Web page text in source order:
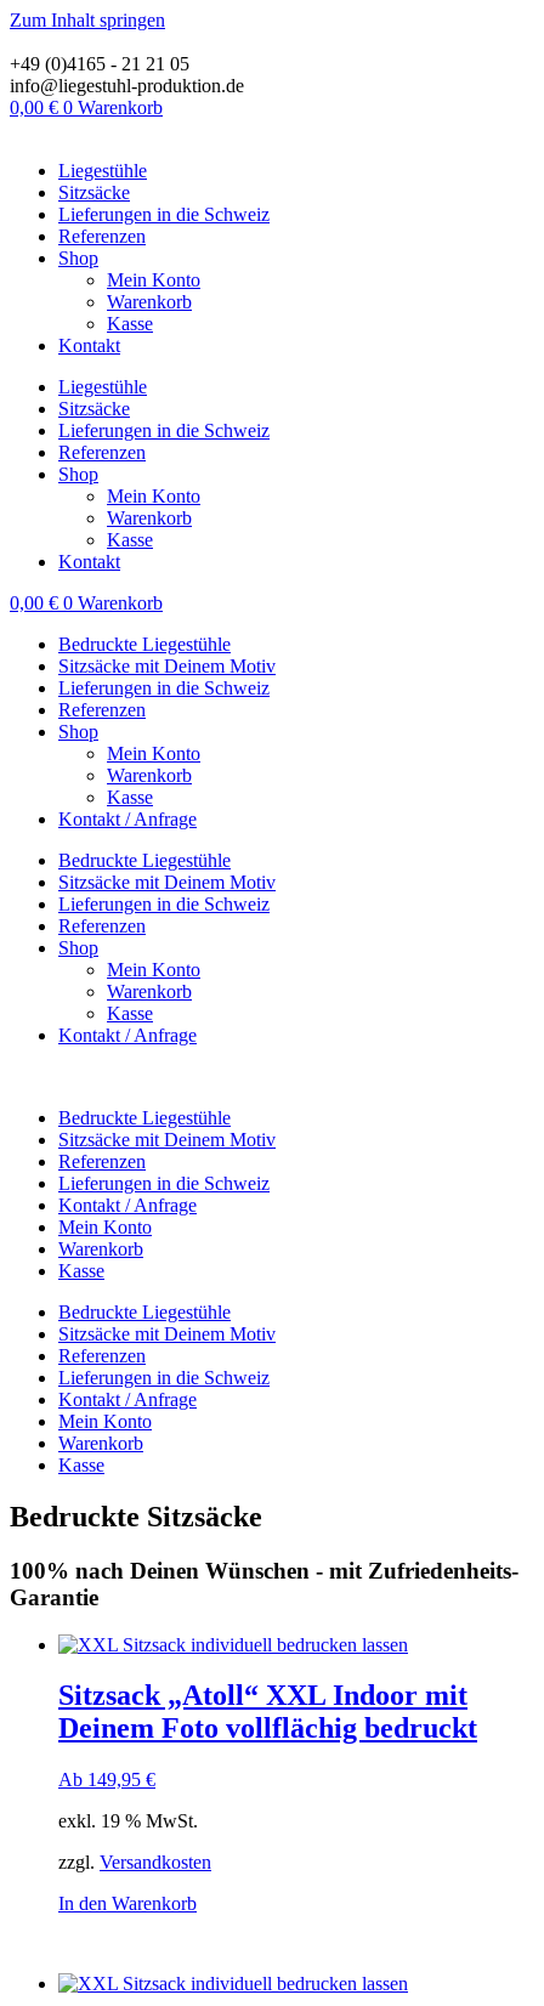
Zum Inhalt springen
+49 (0)4165 - 21 21 05
info@liegestuhl-produktion.de
0,00 € 0 Warenkorb
Liegestühle
Sitzsäcke
Lieferungen in die Schweiz
Referenzen
Shop
Mein Konto
Warenkorb
Kasse
Kontakt
Liegestühle
Sitzsäcke
Lieferungen in die Schweiz
Referenzen
Shop
Mein Konto
Warenkorb
Kasse
Kontakt
0,00 € 0 Warenkorb
Bedruckte Liegestühle
Sitzsäcke mit Deinem Motiv
Lieferungen in die Schweiz
Referenzen
Shop
Mein Konto
Warenkorb
Kasse
Kontakt / Anfrage
Bedruckte Liegestühle
Sitzsäcke mit Deinem Motiv
Lieferungen in die Schweiz
Referenzen
Shop
Mein Konto
Warenkorb
Kasse
Kontakt / Anfrage
Bedruckte Liegestühle
Sitzsäcke mit Deinem Motiv
Referenzen
Lieferungen in die Schweiz
Kontakt / Anfrage
Mein Konto
Warenkorb
Kasse
Bedruckte Liegestühle
Sitzsäcke mit Deinem Motiv
Referenzen
Lieferungen in die Schweiz
Kontakt / Anfrage
Mein Konto
Warenkorb
Kasse
Bedruckte Sitzsäcke
100% nach Deinen Wünschen - mit Zufriedenheits-
Garantie
Sitzsack „Atoll“ XXL Indoor mit
Deinem Foto vollflächig bedruckt
Ab 149,95 €
exkl. 19 % MwSt.
zzgl. Versandkosten
In den Warenkorb